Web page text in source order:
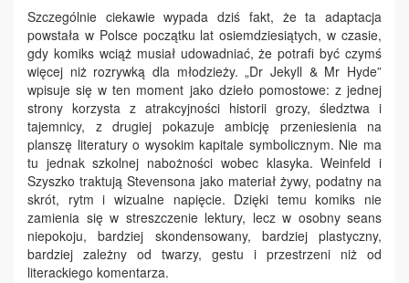
Szczególnie ciekawie wypada dziś fakt, że ta adaptacja
powstała w Polsce początku lat osiemdziesiątych, w czasie,
gdy komiks wciąż musiał udowadniać, że potrafi być czymś
więcej niż rozrywką dla młodzieży. „Dr Jekyll & Mr Hyde”
wpisuje się w ten moment jako dzieło pomostowe: z jednej
strony korzysta z atrakcyjności historii grozy, śledztwa i
tajemnicy, z drugiej pokazuje ambicję przeniesienia na
planszę literatury o wysokim kapitale symbolicznym. Nie ma
tu jednak szkolnej nabożności wobec klasyka. Weinfeld i
Szyszko traktują Stevensona jako materiał żywy, podatny na
skrót, rytm i wizualne napięcie. Dzięki temu komiks nie
zamienia się w streszczenie lektury, lecz w osobny seans
niepokoju, bardziej skondensowany, bardziej plastyczny,
bardziej zależny od twarzy, gestu i przestrzeni niż od
literackiego komentarza.